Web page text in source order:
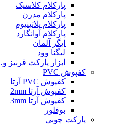
پارکلام کلاسیک
پارکلام مدرن
پارکلام پلاتینیوم
پارکلام آوانگارد
ایگر آلمان
لیگنا وود
ابزار پارکت قرنیز و…
کفپوش PVC
کفپوش PVC آرتا
کفپوش آرتا 2mm
کفپوش آرتا 3mm
بوفلور
پارکت چوبی